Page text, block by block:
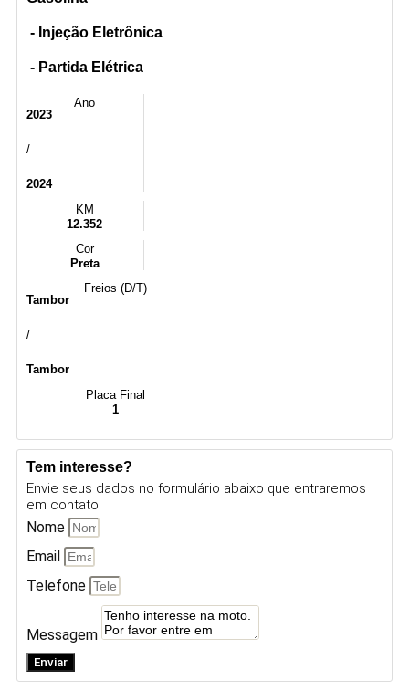
- Injeção Eletrônica
- Partida Elétrica
Ano
2023
/
2024
KM
12.352
Cor
Preta
Freios (D/T)
Tambor
/
Tambor
Placa Final
1
Tem interesse?
Envie seus dados no formulário abaixo que entraremos
em contato
Nome
Email
Telefone
Messagem
Enviar